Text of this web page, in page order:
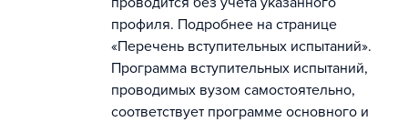
профиля. Подробнее на странице
«Перечень вступительных испытаний».
Программа вступительных испытаний,
проводимых вузом самостоятельно,
соответствует программе основного и